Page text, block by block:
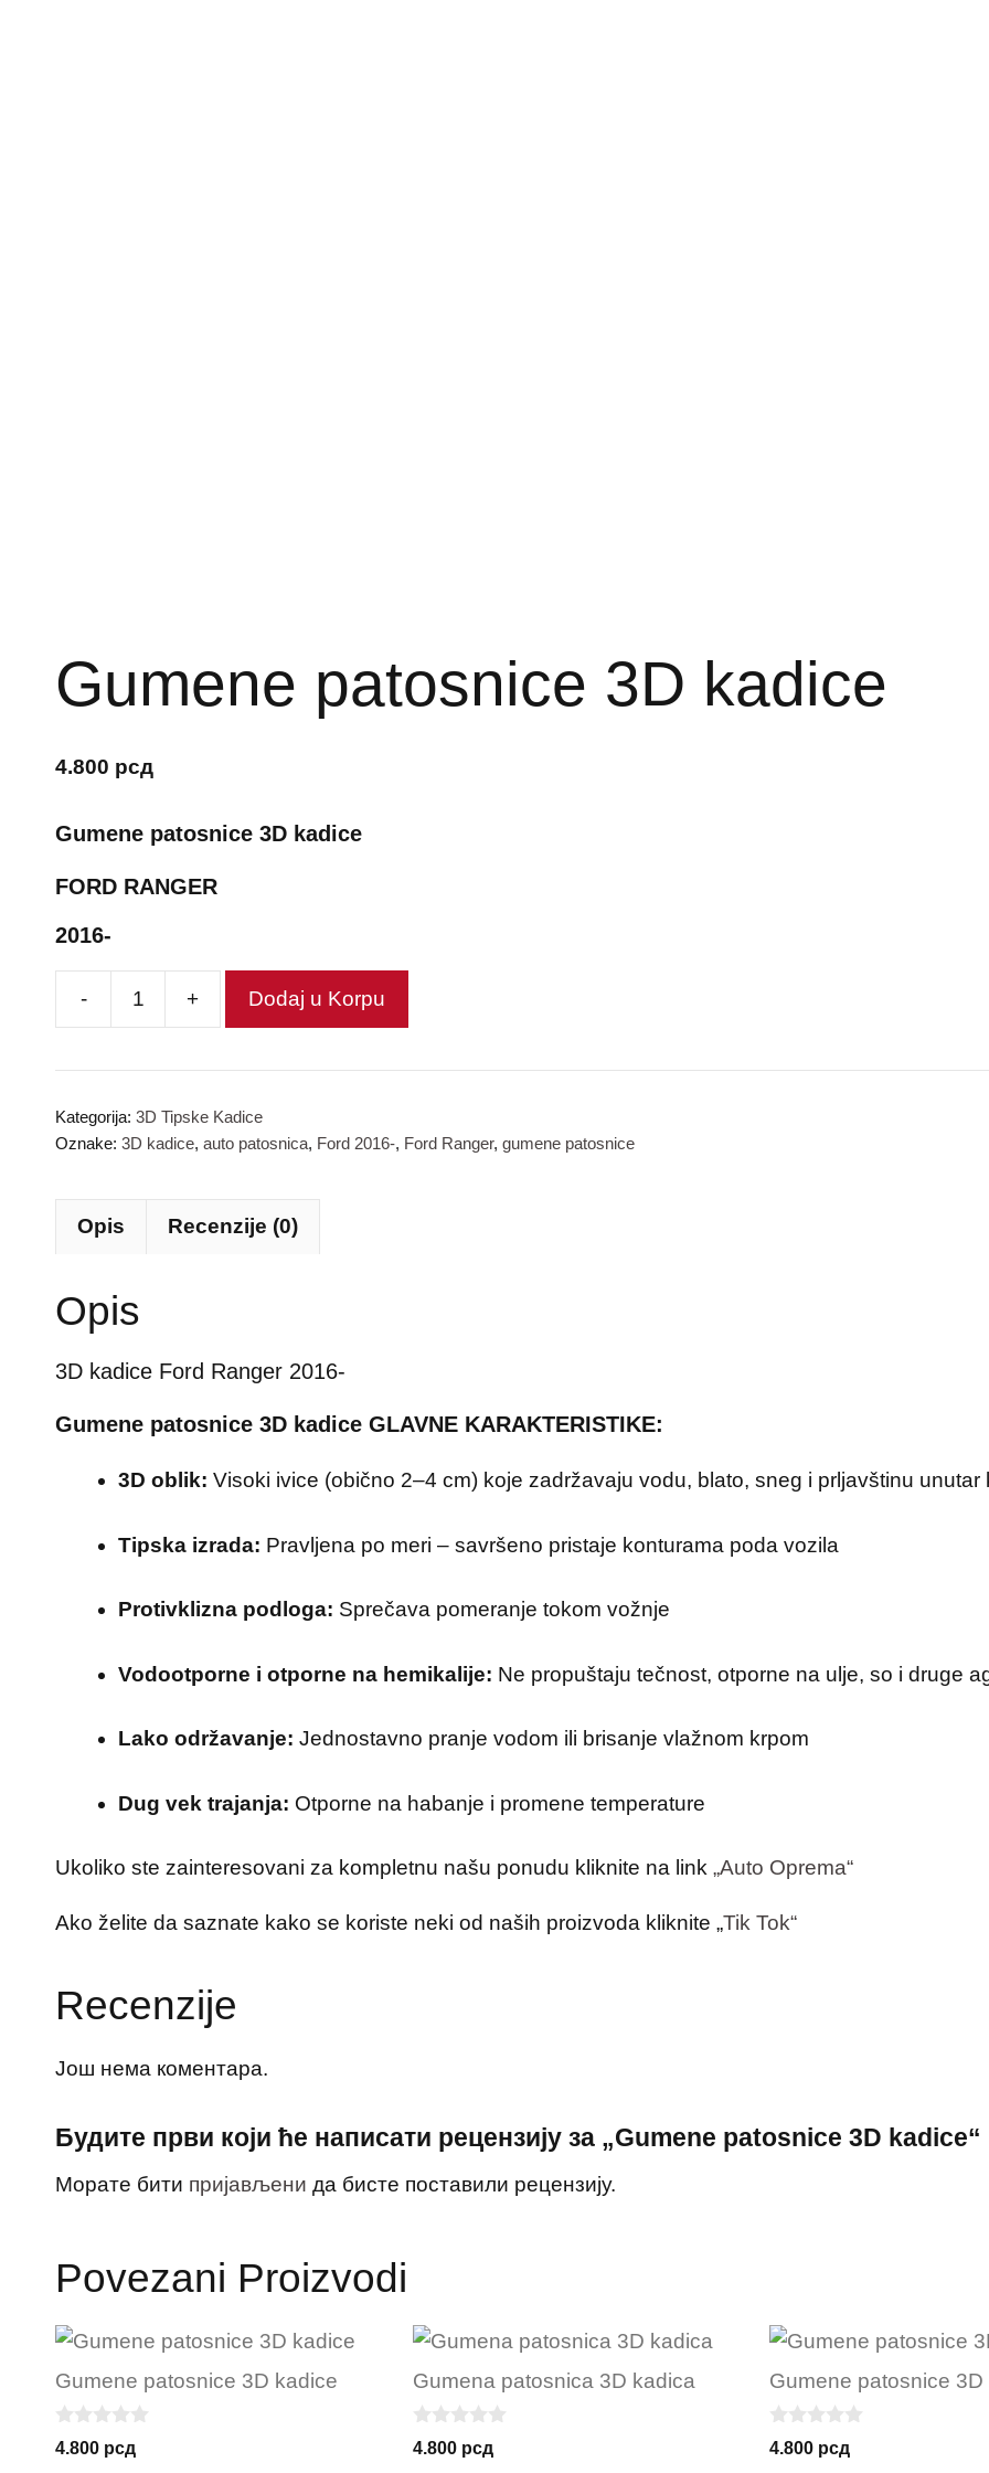
Gumene patosnice 3D kadice
4.800 рсд
Gumene patosnice 3D kadice
FORD RANGER
2016-
-
Gumene
kadice
количина
+ Dodaj u Korpu
Kategorija: 3D Tipske Kadice
Oznake: 3D kadice, auto patosnica, Ford 2016-, Ford Ranger, gumene patosnice
Opis Recenzije (0)
Opis
3D kadice Ford Ranger 2016-
Gumene patosnice 3D kadice GLAVNE KARAKTERISTIKE:
3D oblik: Visoki ivice (obično 2–4 cm) koje zadržavaju vodu, blato, sneg i prljavštinu unutar
Tipska izrada: Pravljena po meri – savršeno pristaje konturama poda vozila
Protivklizna podloga: Sprečava pomeranje tokom vožnje
Vodootporne i otporne na hemikalije: Ne propuštaju tečnost, otporne na ulje, so i druge
Lako održavanje: Jednostavno pranje vodom ili brisanje vlažnom krpom
Dug vek trajanja: Otporne na habanje i promene temperature
Ukoliko ste zainteresovani za kompletnu našu ponudu kliknite na link „Auto Oprema“​
Ako želite da saznate kako se koriste neki od naših proizvoda kliknite „Tik Tok“
Recenzije
Још нема коментара.
Будите први који ће написати рецензију за „Gumene patosnice 3D kadice“
Морате бити пријављени да бисте поставили рецензију.
Povezani Proizvodi
Gumene patosnice 3D kadice
0
o
4.800 рсд
Gumena patosnica 3D kadica
0
o
4.800 рсд
Gumene patosnice 3D
0
o
4.800 рсд